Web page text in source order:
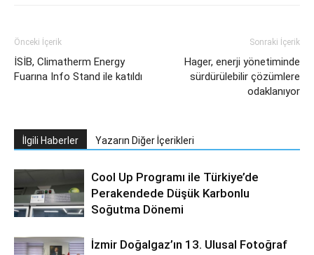
Önceki İçerik
İSİB, Climatherm Energy
Fuarına Info Stand ile katıldı
Sonraki İçerik
Hager, enerji yönetiminde
sürdürülebilir çözümlere
odaklanıyor
İlgili Haberler Yazarın Diğer İçerikleri
Cool Up Programı ile Türkiye’de
Perakendede Düşük Karbonlu
Soğutma Dönemi
İzmir Doğalgaz’ın 13. Ulusal Fotoğraf